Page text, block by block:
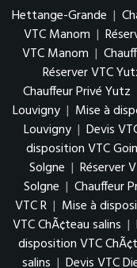
Hettange-Grande |
VTC Manom |
VTC Manom |
Réserver VTC
Chauffeur Privé Yutz
Louvigny | Mise à
Louvigny | Devis
disposition VTC Goin
Solgne | Réserver
Solgne | Chauffeur
VTC R | Mise à
VTC ChÃ¢teau salins |
disposition VTC
salins | Devis VTC